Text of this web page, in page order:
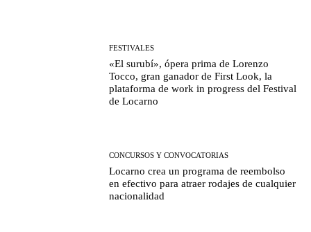
FESTIVALES
«El surubí», ópera prima de Lorenzo
Tocco, gran ganador de First Look, la
plataforma de work in progress del Festival
de Locarno
CONCURSOS Y CONVOCATORIAS
Locarno crea un programa de reembolso
en efectivo para atraer rodajes de cualquier
nacionalidad